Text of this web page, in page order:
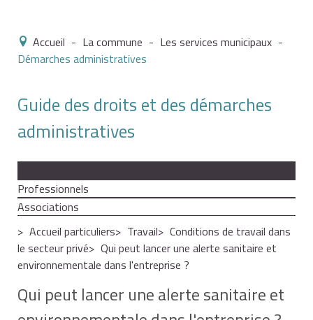
Accueil - La commune - Les services municipaux -
Démarches administratives
Guide des droits et des démarches
administratives
Professionnels
Associations
Accueil particuliers
Travail
Conditions de travail dans
le secteur privé
Qui peut lancer une alerte sanitaire et
environnementale dans l'entreprise ?
Qui peut lancer une alerte sanitaire et